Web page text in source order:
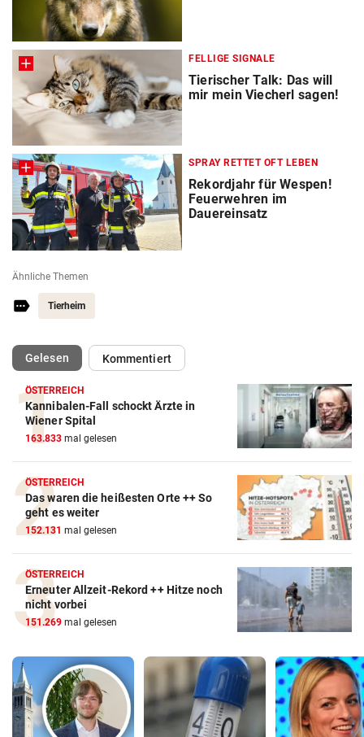
FELLIGE SIGNALE
Tierischer Talk: Das will
mir mein Viecherl sagen!
SPRAY RETTET OFT LEBEN
Rekordjahr für Wespen!
Feuerwehren im
Dauereinsatz
Ähnliche Themen
Tierheim
Gelesen(ausgewählt)Kommentiert
ÖSTERREICH
Kannibalen-Fall schockt Ärzte in
Wiener Spital
163.833 mal gelesen
ÖSTERREICH
Das waren die heißesten Orte ++ So
geht es weiter
152.131 mal gelesen
ÖSTERREICH
Erneuter Allzeit-Rekord ++ Hitze noch
nicht vorbei
151.269 mal gelesen